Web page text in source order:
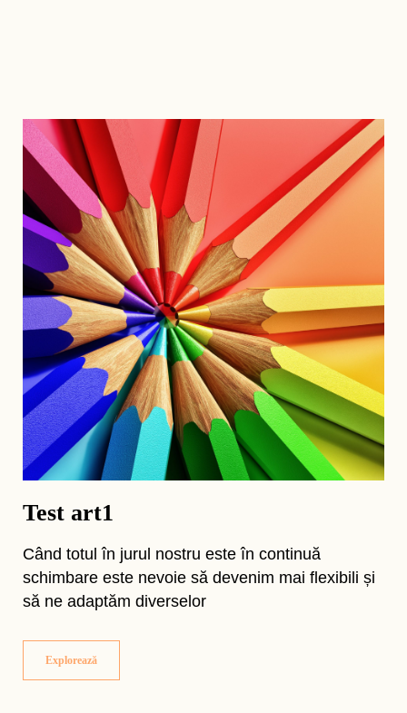
Test art1
Când totul în jurul nostru este în continuă
schimbare este nevoie să devenim mai flexibili și
să ne adaptăm diverselor
Explorează